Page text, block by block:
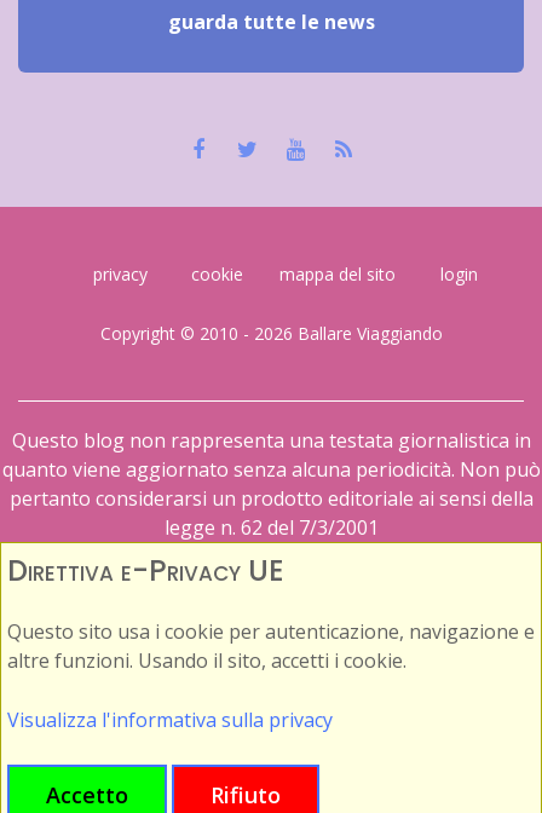
guarda tutte le news
privacy cookie mappa del sito login
Copyright © 2010 - 2026 Ballare Viaggiando
Questo blog non rappresenta una testata giornalistica in
quanto viene aggiornato senza alcuna periodicità. Non può
pertanto considerarsi un prodotto editoriale ai sensi della
legge n. 62 del 7/3/2001
Direttiva e-Privacy UE
Questo sito usa i cookie per autenticazione, navigazione e
altre funzioni. Usando il sito, accetti i cookie.
Visualizza l'informativa sulla privacy
Accetto Rifiuto